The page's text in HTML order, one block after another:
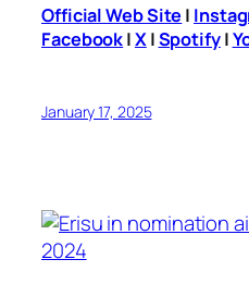
Official Web Site |
Facebook|X|Spotify|
January 17, 2025